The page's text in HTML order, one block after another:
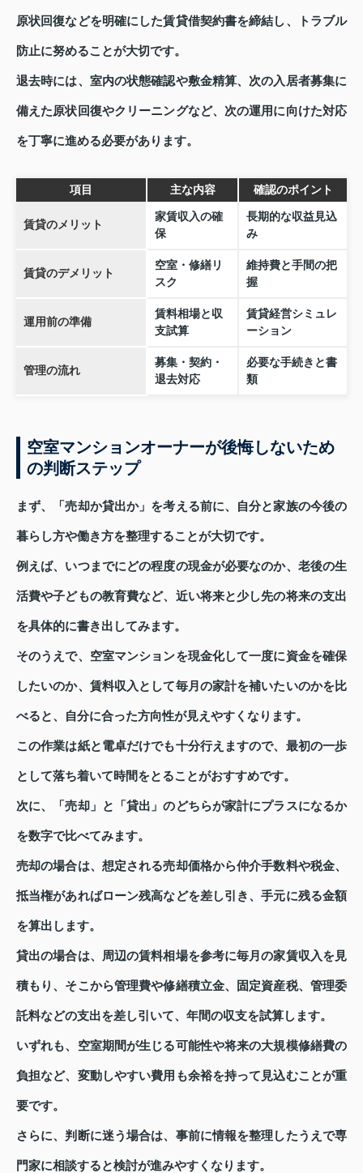
原状回復などを明確にした賃貸借契約書を締結し、トラブル
防止に努めることが大切です。
退去時には、室内の状態確認や敷金精算、次の入居者募集に
備えた原状回復やクリーニングなど、次の運用に向けた対応
を丁寧に進める必要があります。
項目 主な内容 確認のポイント
賃貸のメリット
家賃収入の確
保
長期的な収益見込
み
賃貸のデメリット
空室・修繕リ
スク
維持費と手間の把
握
運用前の準備
賃料相場と収
支試算
賃貸経営シミュレ
ーション
管理の流れ
募集・契約・
退去対応
必要な手続きと書
類
空室マンションオーナーが後悔しないため
の判断ステップ
まず、「売却か貸出か」を考える前に、自分と家族の今後の
暮らし方や働き方を整理することが大切です。
例えば、いつまでにどの程度の現金が必要なのか、老後の生
活費や子どもの教育費など、近い将来と少し先の将来の支出
を具体的に書き出してみます。
そのうえで、空室マンションを現金化して一度に資金を確保
したいのか、賃料収入として毎月の家計を補いたいのかを比
べると、自分に合った方向性が見えやすくなります。
この作業は紙と電卓だけでも十分行えますので、最初の一歩
として落ち着いて時間をとることがおすすめです。
次に、「売却」と「貸出」のどちらが家計にプラスになるか
を数字で比べてみます。
売却の場合は、想定される売却価格から仲介手数料や税金、
抵当権があればローン残高などを差し引き、手元に残る金額
を算出します。
貸出の場合は、周辺の賃料相場を参考に毎月の家賃収入を見
積もり、そこから管理費や修繕積立金、固定資産税、管理委
託料などの支出を差し引いて、年間の収支を試算します。
いずれも、空室期間が生じる可能性や将来の大規模修繕費の
負担など、変動しやすい費用も余裕を持って見込むことが重
要です。
さらに、判断に迷う場合は、事前に情報を整理したうえで専
門家に相談すると検討が進みやすくなります。